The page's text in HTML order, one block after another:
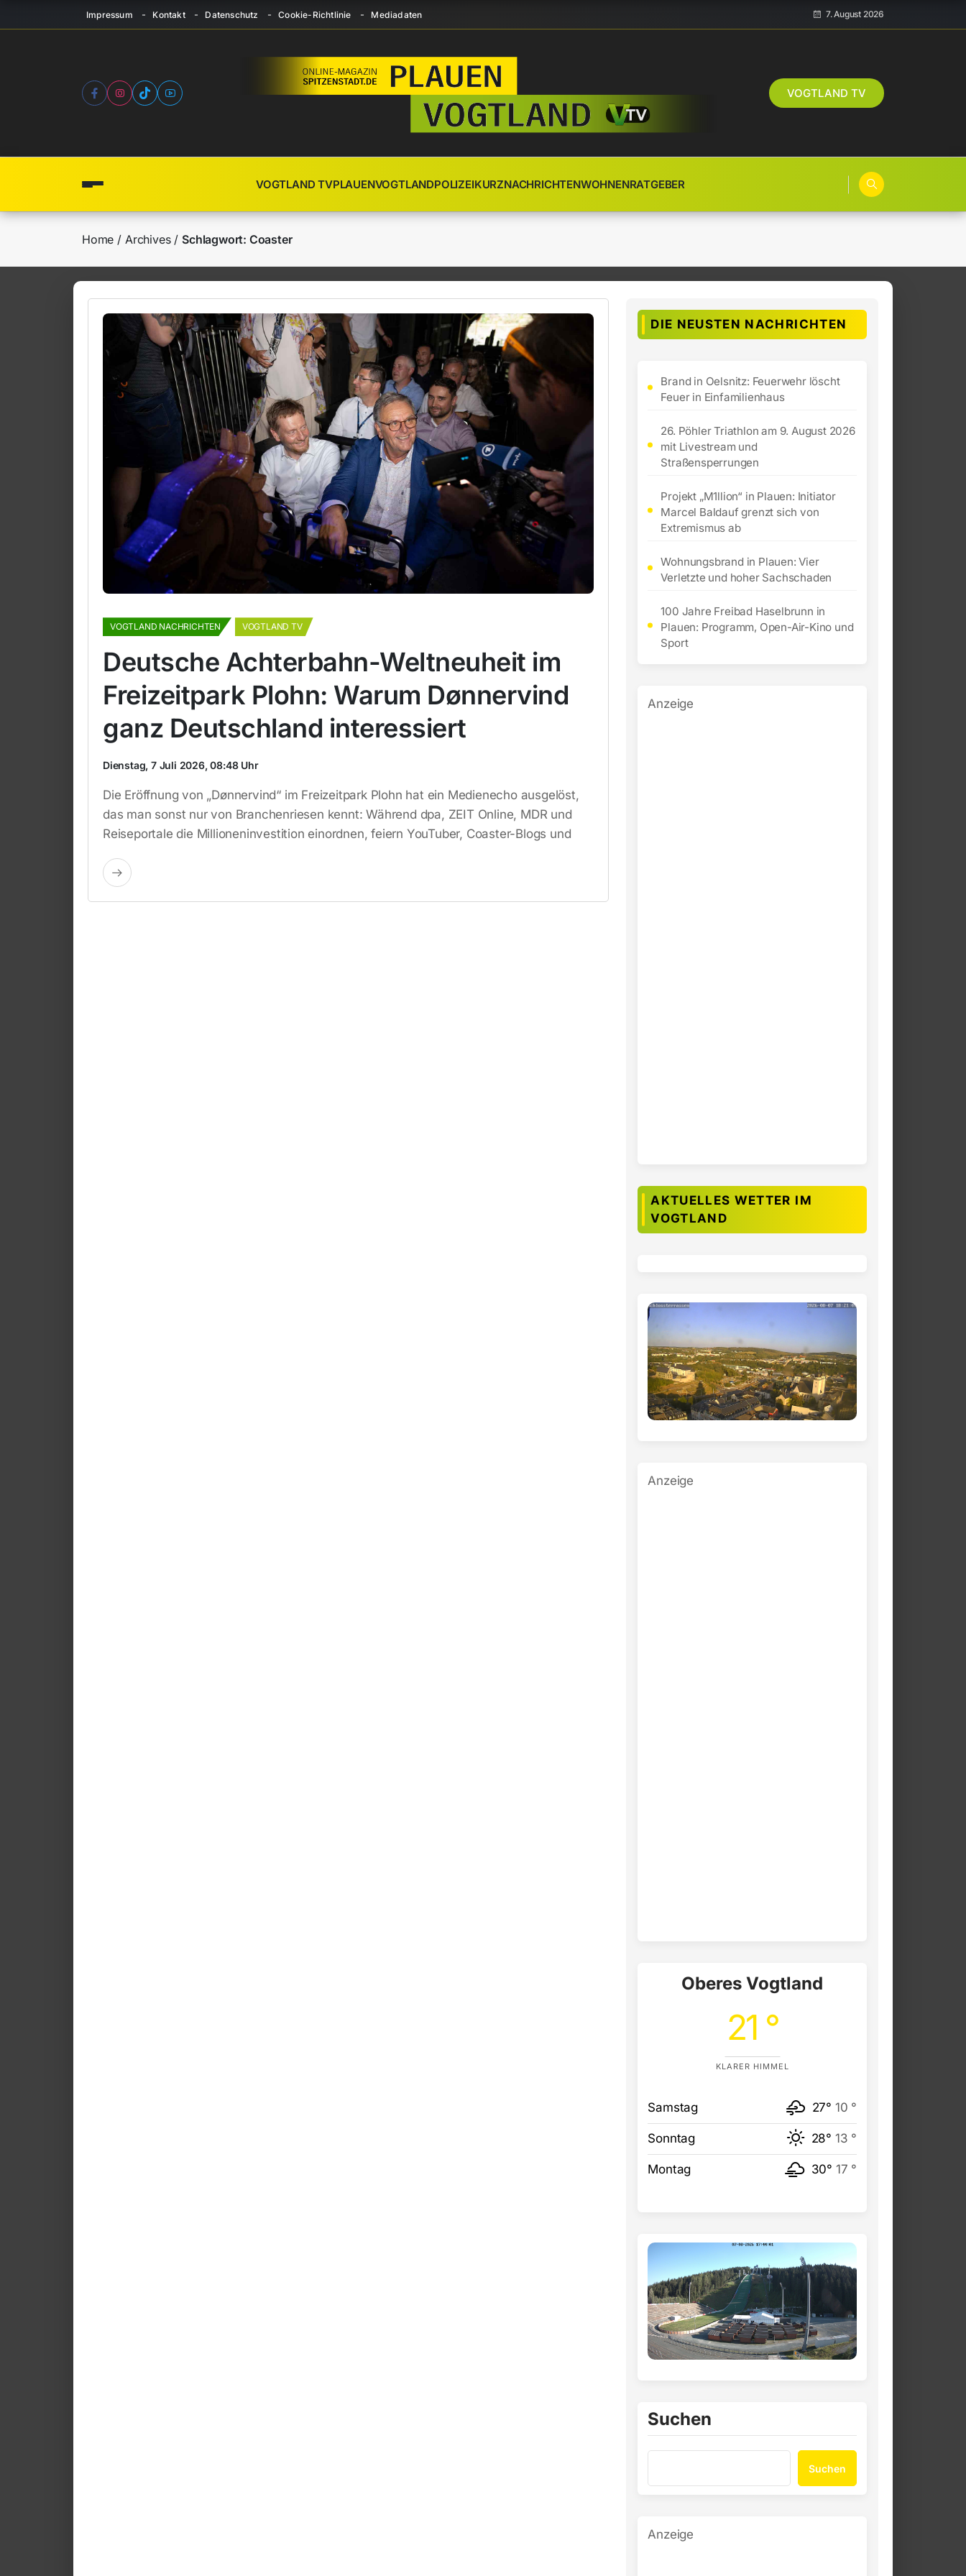
Impressum Kontakt Datenschutz Cookie-Richtlinie Mediadaten 7. August 2026
VOGTLAND TV
VOGTLAND TVPLAUENVOGTLANDPOLIZEIKURZNACHRICHTENWOHNENRATGEBER
Home Archives Schlagwort: Coaster
VOGTLAND NACHRICHTEN VOGTLAND TV
Deutsche Achterbahn-Weltneuheit im
Freizeitpark Plohn: Warum Dønnervind
ganz Deutschland interessiert
Dienstag, 7 Juli 2026, 08:48 Uhr
Die Eröffnung von „Dønnervind“ im Freizeitpark Plohn hat ein Medienecho ausgelöst,
das man sonst nur von Branchenriesen kennt: Während dpa, ZEIT Online, MDR und
Reiseportale die Millioneninvestition einordnen, feiern YouTuber, Coaster-Blogs und
DIE NEUSTEN NACHRICHTEN
Brand in Oelsnitz: Feuerwehr löscht
Feuer in Einfamilienhaus
26. Pöhler Triathlon am 9. August 2026
mit Livestream und
Straßensperrungen
Projekt „M1llion“ in Plauen: Initiator
Marcel Baldauf grenzt sich von
Extremismus ab
Wohnungsbrand in Plauen: Vier
Verletzte und hoher Sachschaden
100 Jahre Freibad Haselbrunn in
Plauen: Programm, Open-Air-Kino und
Sport
Anzeige
AKTUELLES WETTER IM
VOGTLAND
Anzeige
Oberes Vogtland
21 °
KLARER HIMMEL
Samstag 27° 10 °
Sonntag 28° 13 °
Montag 30° 17 °
Suchen
Suchen
Anzeige